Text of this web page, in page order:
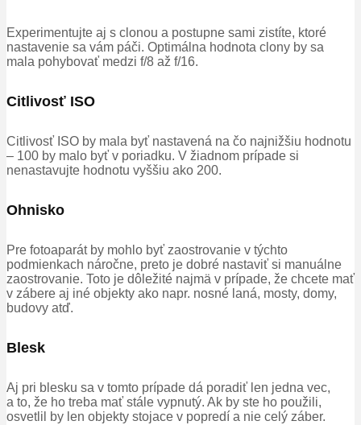
Experimentujte aj s clonou a postupne sami zistíte, ktoré
nastavenie sa vám páči. Optimálna hodnota clony by sa
mala pohybovať medzi f/8 až f/16.
Citlivosť ISO
Citlivosť ISO by mala byť nastavená na čo najnižšiu hodnotu
– 100 by malo byť v poriadku. V žiadnom prípade si
nenastavujte hodnotu vyššiu ako 200.
Ohnisko
Pre fotoaparát by mohlo byť zaostrovanie v týchto
podmienkach náročne, preto je dobré nastaviť si manuálne
zaostrovanie. Toto je dôležité najmä v prípade, že chcete mať
v zábere aj iné objekty ako napr. nosné laná, mosty, domy,
budovy atď.
Blesk
Aj pri blesku sa v tomto prípade dá poradiť len jedna vec,
a to, že ho treba mať stále vypnutý. Ak by ste ho použili,
osvetlil by len objekty stojace v popredí a nie celý záber.